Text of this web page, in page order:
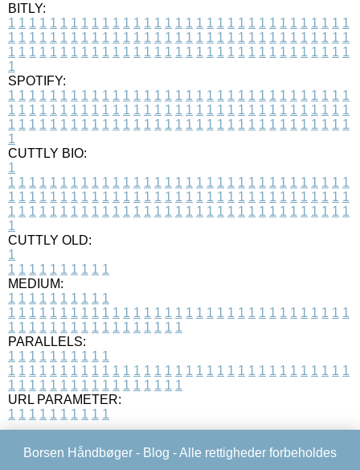
BITLY:
1 1 1 1 1 1 1 1 1 1 1 1 1 1 1 1 1 1 1 1 1 1 1 1 1 1 1 1 1 1 1 1 1
1 1 1 1 1 1 1 1 1 1 1 1 1 1 1 1 1 1 1 1 1 1 1 1 1 1 1 1 1 1 1 1 1
1 1 1 1 1 1 1 1 1 1 1 1 1 1 1 1 1 1 1 1 1 1 1 1 1 1 1 1 1 1 1 1 1
1
SPOTIFY:
1 1 1 1 1 1 1 1 1 1 1 1 1 1 1 1 1 1 1 1 1 1 1 1 1 1 1 1 1 1 1 1 1
1 1 1 1 1 1 1 1 1 1 1 1 1 1 1 1 1 1 1 1 1 1 1 1 1 1 1 1 1 1 1 1 1
1 1 1 1 1 1 1 1 1 1 1 1 1 1 1 1 1 1 1 1 1 1 1 1 1 1 1 1 1 1 1 1 1
1
CUTTLY BIO:
1
1 1 1 1 1 1 1 1 1 1 1 1 1 1 1 1 1 1 1 1 1 1 1 1 1 1 1 1 1 1 1 1 1
1 1 1 1 1 1 1 1 1 1 1 1 1 1 1 1 1 1 1 1 1 1 1 1 1 1 1 1 1 1 1 1 1
1 1 1 1 1 1 1 1 1 1 1 1 1 1 1 1 1 1 1 1 1 1 1 1 1 1 1 1 1 1 1 1 1
1
CUTTLY OLD:
1
1 1 1 1 1 1 1 1 1 1
MEDIUM:
1 1 1 1 1 1 1 1 1 1
1 1 1 1 1 1 1 1 1 1 1 1 1 1 1 1 1 1 1 1 1 1 1 1 1 1 1 1 1 1 1 1 1
1 1 1 1 1 1 1 1 1 1 1 1 1 1 1 1 1
PARALLELS:
1 1 1 1 1 1 1 1 1 1
1 1 1 1 1 1 1 1 1 1 1 1 1 1 1 1 1 1 1 1 1 1 1 1 1 1 1 1 1 1 1 1 1
1 1 1 1 1 1 1 1 1 1 1 1 1 1 1 1 1
URL PARAMETER:
1 1 1 1 1 1 1 1 1 1
Borsen Håndbøger - Blog - Alle rettigheder forbeholdes